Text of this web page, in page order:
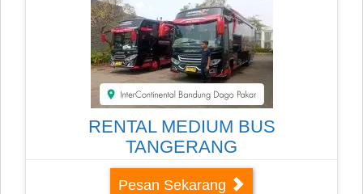
RENTAL MEDIUM BUS
TANGERANG
Pesan Sekarang